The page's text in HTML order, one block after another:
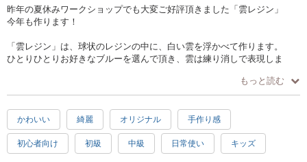
昨年の夏休みワークショップでも大変ご好評頂きました「雲レジン」
今年も作ります！
「雲レジン」は、球状のレジンの中に、白い雲を浮かべて作ります。
ひとりひとりお好きなブルーを選んで頂き、雲は練り消しで表現しま
ピンセットを使う細かい作業ですが、できあがりは空を結晶にして閉じ
込めたような美しさです。
自分だけの青空をつくって夏休みの思い出にしませんか？
この機会にぜひ挑戦してみてください。
もっと読む
かわいい 綺麗 オリジナル 手作り感
初心者向け 初級 中級 日常使い キッズ